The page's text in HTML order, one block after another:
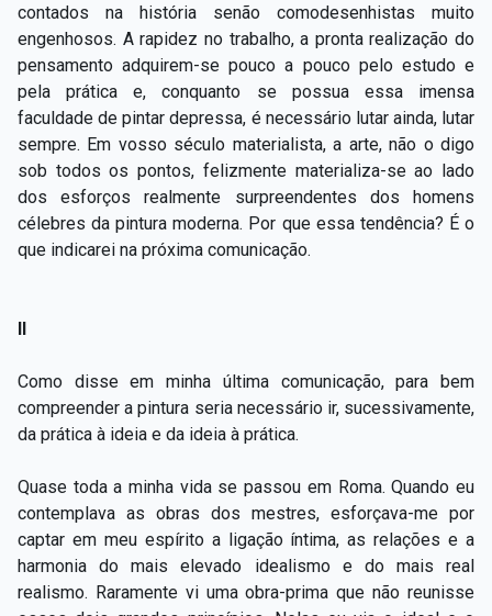
contados na história senão comodesenhistas muito
engenhosos. A rapidez no trabalho, a pronta realização do
pensamento adquirem-se pouco a pouco pelo estudo e
pela prática e, conquanto se possua essa imensa
faculdade de pintar depressa, é necessário lutar ainda, lutar
sempre. Em vosso século materialista, a arte, não o digo
sob todos os pontos, felizmente materializa-se ao lado
dos esforços realmente surpreendentes dos homens
célebres da pintura moderna. Por que essa tendência? É o
que indicarei na próxima comunicação.
II
Como disse em minha última comunicação, para bem
compreender a pintura seria necessário ir, sucessivamente,
da prática à ideia e da ideia à prática.
Quase toda a minha vida se passou em Roma. Quando eu
contemplava as obras dos mestres, esforçava-me por
captar em meu espírito a ligação íntima, as relações e a
harmonia do mais elevado idealismo e do mais real
realismo. Raramente vi uma obra-prima que não reunisse